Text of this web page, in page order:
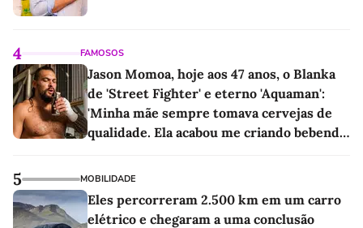
4 FAMOSOS
Jason Momoa, hoje aos 47 anos, o Blanka
de 'Street Fighter' e eterno 'Aquaman':
'Minha mãe sempre tomava cervejas de
qualidade. Ela acabou me criando bebendo
5 MOBILIDADE
Eles percorreram 2.500 km em um carro
elétrico e chegaram a uma conclusão